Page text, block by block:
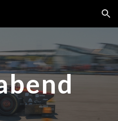
Skip to navigation